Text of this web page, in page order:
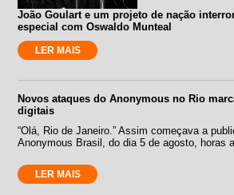
João Goulart e um projeto de nação
especial com Oswaldo Munteal
LER MAIS
Novos ataques do Anonymous no Rio
digitais
“Olá, Rio de Janeiro.” Assim começava a
Anonymous Brasil, do dia 5 de agosto, horas
LER MAIS